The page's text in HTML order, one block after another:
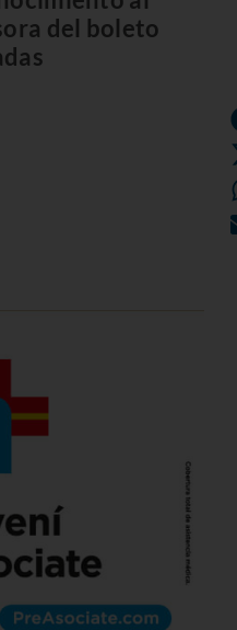
del boleto